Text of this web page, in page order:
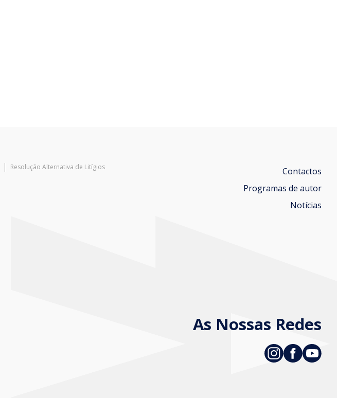
Resolução Alternativa de Litígios
Contactos
Programas de autor
Notícias
As Nossas Redes